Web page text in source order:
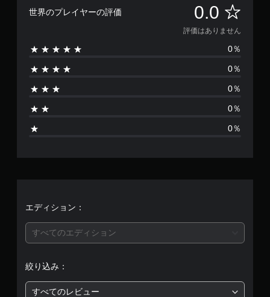
世界のプレイヤーの評価 0.0 評
価
は
あ
ま
評価はありません
0％
0％
0％
0％
0％
エディション：
すべてのエディション
絞り込み：
すべてのレビュー